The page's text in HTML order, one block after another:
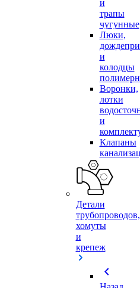
и
трапы
чугунные
Люки,
и
колодцы
Воронки,
лотки
и
Клапаны
Детали
трубопроводов,
хомуты
и
крепеж
chevron_left